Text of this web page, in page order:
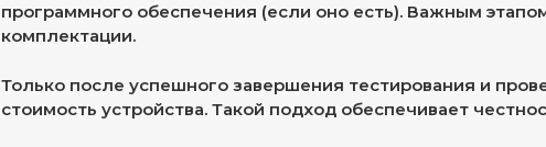
программного обеспечения (если оно есть). Важным
комплектации.
Только после успешного завершения тестирования и
стоимость устройства. Такой подход обеспечивает